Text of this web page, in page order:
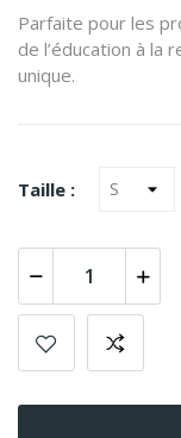
Parfaite pour les
de l’éducation à la
unique.
Taille :